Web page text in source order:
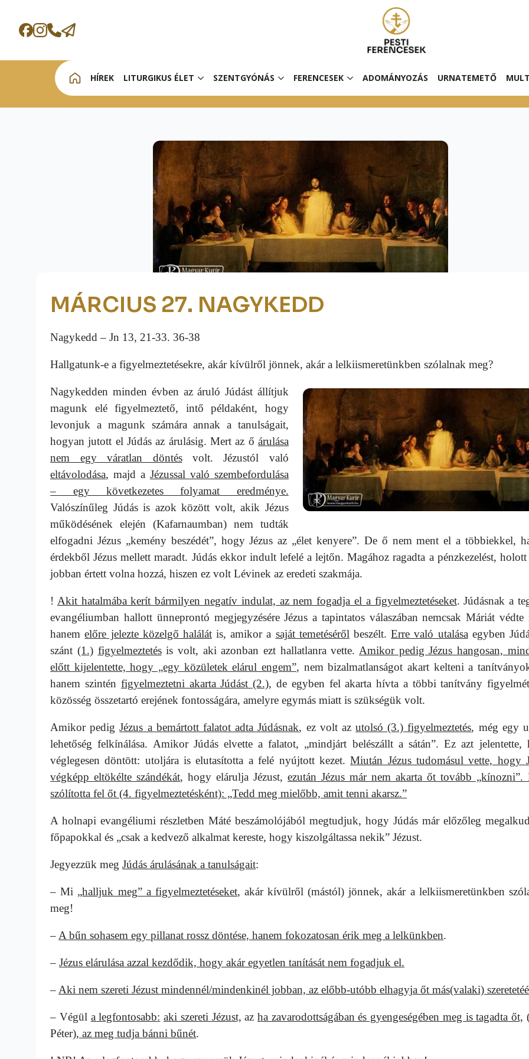
HÍREK LITURGIKUS ÉLET SZENTGYÓNÁS FERENCESEK ADOMÁNYOZÁS URNATEMETŐ
MÁRCIUS 27. NAGYKEDD
Nagykedd – Jn 13, 21-33. 36-38
Hallgatunk-e a figyelmeztetésekre, akár kívülről jönnek, akár a lelkiismeretünkben szólalnak meg?
Nagykedden minden évben az áruló Júdást állítjuk
magunk elé figyelmeztető, intő példaként, hogy
levonjuk a magunk számára annak a tanulságait,
hogyan jutott el Júdás az árulásig. Mert az ő árulása
nem egy váratlan döntésvolt. Jézustól való
eltávolodása, majd a Jézussal való szembefordulása
– egy következetes folyamat eredménye.
Valószínűleg Júdás is azok között volt, akik Jézus
működésének elején (Kafarnaumban) nem tudták
elfogadni Jézus „kemény beszédét”, hogy Jézus az „élet kenyere”. De ő nem ment el a többiekkel,
érdekből Jézus mellett maradt. Júdás ekkor indult lefelé a lejtőn. Magához ragadta a pénzkezelést,
jobban értett volna hozzá, hiszen ez volt Lévinek az eredeti szakmája.
! Akit hatalmába kerít bármilyen negatív indulat, az nem fogadja el a figyelmeztetéseket. Júdásnak a
evangéliumban hallott ünneprontó megjegyzésére Jézus a tapintatos válaszában nemcsak Máriát védte
hanemelőre jelezte közelgő halálátis, amikor a saját temetésérőlbeszélt.Erre való utalásaegyben
szánt (1.) figyelmeztetésis volt, aki azonban ezt hallatlanra vette.Amikor pedig Jézus hangosan,
előtt kijelentette, hogy „egy közületek elárul engem”, nem bizalmatlanságot akart kelteni a
hanem szintén figyelmeztetni akarta Júdást (2.), de egyben fel akarta hívta a többi tanítvány
közösség összetartó erejének fontosságára, amelyre egymás miatt is szükségük volt.
Amikor pedigJézus a bemártott falatot adta Júdásnak, ez volt azutolsó (3.) figyelmeztetés, még egy
lehetőség felkínálása. Amikor Júdás elvette a falatot, „mindjárt belészállt a sátán”. Ez azt jelentette,
véglegesen döntött: utoljára is elutasította a felé nyújtott kezet.Miután Jézus tudomásul vette, hogy
végképp eltökélte szándékát, hogy elárulja Jézust,ezután Jézus már nem akarta őt tovább „kínozni”.
szólította fel őt (4. figyelmeztetésként): „Tedd meg mielőbb, amit tenni akarsz.”
A holnapi evangéliumi részletben Máté beszámolójából megtudjuk, hogy Júdás már előzőleg
főpapokkal és „csak a kedvező alkalmat kereste, hogy kiszolgáltassa nekik” Jézust.
Jegyezzük megJúdás árulásának a tanulságait:
– Mi „halljuk meg” a figyelmeztetéseket, akár kívülről (mástól) jönnek, akár a lelkiismeretünkben
meg!
–A bűn sohasem egy pillanat rossz döntése, hanem fokozatosan érik meg a lelkünkben.
–Jézus elárulása azzal kezdődik, hogy akár egyetlen tanítását nem fogadjuk el.
–Aki nem szereti Jézust mindennél/mindenkinél jobban, az előbb-utóbb elhagyja őt más(valaki)
– Végül a legfontosabb: aki szereti Jézust, azha zavarodottságában és gyengeségében meg is tagadta őt,
Péter), az meg tudja bánni bűnét.